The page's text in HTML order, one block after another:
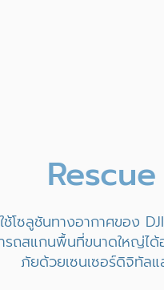
โซลูชันทางอากาศของ
ารถสแกนพื้นที่ขนาดใหญ่ไ
ภัยด้วยเซนเซอร์ดิจิทัลแ